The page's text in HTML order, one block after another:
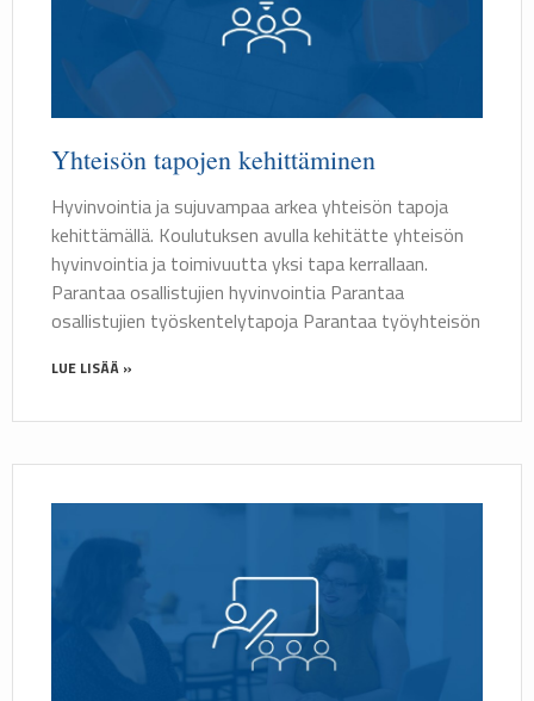
Yhteisön tapojen kehittäminen
Hyvinvointia ja sujuvampaa arkea yhteisön tapoja
kehittämällä. Koulutuksen avulla kehitätte yhteisön
hyvinvointia ja toimivuutta yksi tapa kerrallaan.
Parantaa osallistujien hyvinvointia Parantaa
osallistujien työskentelytapoja Parantaa työyhteisön
LUE LISÄÄ »